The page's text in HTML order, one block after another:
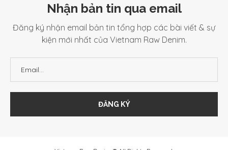
Nhận bản tin qua email
Đăng ký nhận email bản tin tổng hợp các bài viết & sự
kiện mới nhất của Vietnam Raw Denim.